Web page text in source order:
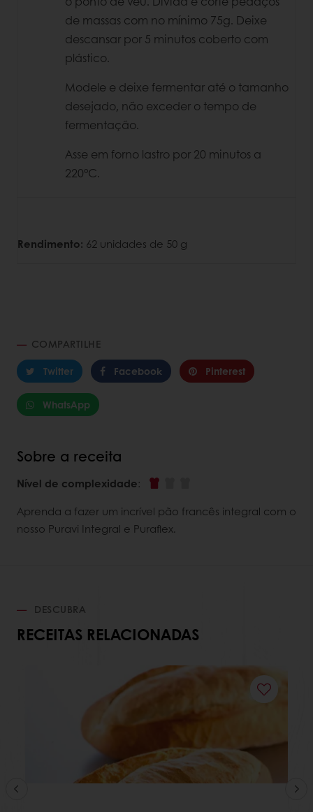
de massas com no mínimo 75g. Deixe
descansar por 5 minutos coberto com
plástico.
Modele e deixe fermentar até o tamanho
desejado, não exceder o tempo de
fermentação.
Asse em forno lastro por 20 minutos a
220°C.
Rendimento: 62 unidades de 50 g
COMPARTILHE
Twitter
Facebook Pinterest
WhatsApp
Sobre a receita
Nível de complexidade:
Aprenda a fazer um incrível pão francês integral com o
nosso Puravi Integral e Puraflex.
DESCUBRA
RECEITAS RELACIONADAS